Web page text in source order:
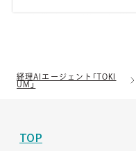
経理AIエージェント「TOKI
UM」
TOP